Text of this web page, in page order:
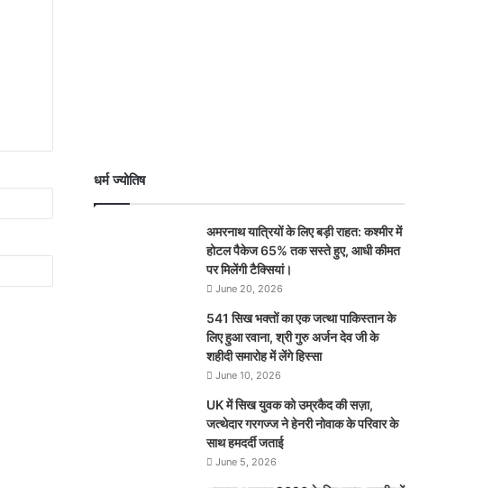
धर्म ज्योतिष
अमरनाथ यात्रियों के लिए बड़ी राहत: कश्मीर में
होटल पैकेज 65% तक सस्ते हुए, आधी कीमत
पर मिलेंगी टैक्सियां।
June 20, 2026
541 सिख भक्तों का एक जत्था पाकिस्तान के
लिए हुआ रवाना, श्री गुरु अर्जन देव जी के
शहीदी समारोह में लेंगे हिस्सा
June 10, 2026
UK में सिख युवक को उम्रकैद की सज़ा,
जत्थेदार गरगज्ज ने हेनरी नोवाक के परिवार के
साथ हमदर्दी जताई
June 5, 2026